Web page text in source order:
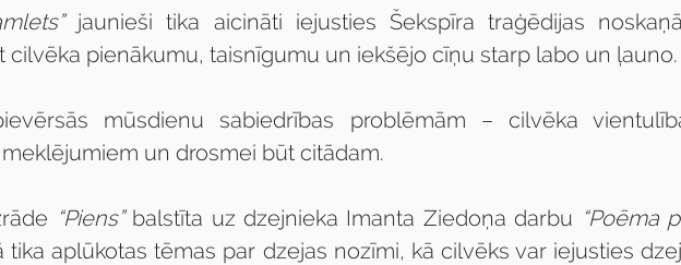
jaunieši tika aicināti iejusties Šekspīra traģēdijas
cilvēka pienākumu, taisnīgumu un iekšējo cīņu starp labo un ļauno.
mūsdienu sabiedrības problēmām – cilvēka
un drosmei būt citādam.
“Piens” balstīta uz dzejnieka Imanta Ziedoņa darbu “Poēma
tika aplūkotas tēmas par dzejas nozīmi, kā cilvēks var iejusties